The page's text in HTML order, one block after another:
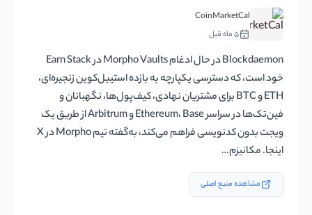
CoinMarketCal
5 ماه قبل
Blockdaemon در حال ادغام Morpho Vaults در Earn Stack
خود است، که دسترسی یکپارچه به بازده استیبل‌کوین زنجیره‌ای،
ETH و BTC برای مشتریان نهادی، کیف‌پول‌ها، نگهبانان و
فین‌تک‌ها در سراسر Ethereum، Base و Arbitrum از طریق یک
ویجت بدون کدنویسی فراهم می‌کند، به‌گفته تیم Morpho در X
اینجا. مکانیزم…
مشاهده منبع اصلی